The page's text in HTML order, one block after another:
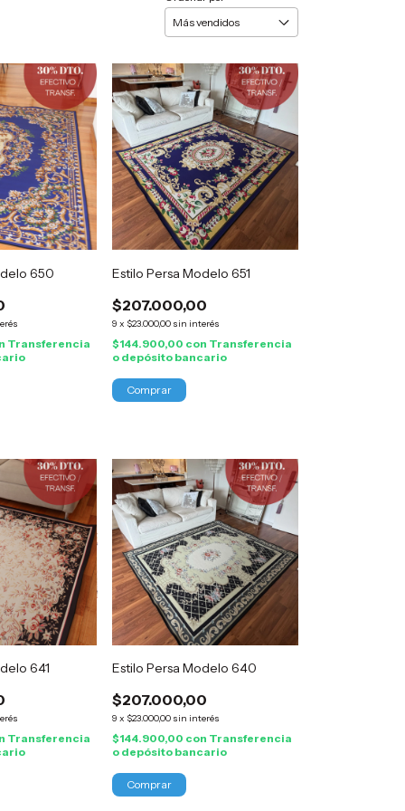
650
Transferencia
Estilo Persa Modelo 651
$207.000,00
9 x $23.000,00 sin interés
$144.900,00 con Transferencia
o depósito bancario
641
Transferencia
Estilo Persa Modelo 640
$207.000,00
9 x $23.000,00 sin interés
$144.900,00 con Transferencia
o depósito bancario